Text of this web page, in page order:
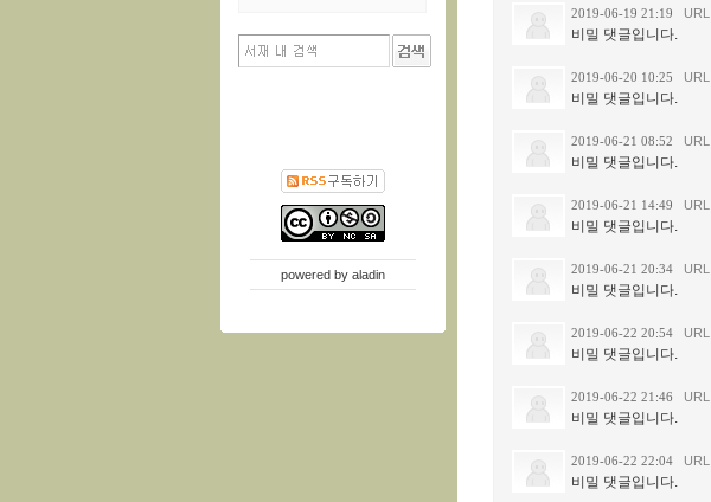
2019-06-19 21:19 URL
비밀 댓글입니다.
2019-06-20 10:25 URL
비밀 댓글입니다.
2019-06-21 08:52 URL
비밀 댓글입니다.
2019-06-21 14:49 URL
비밀 댓글입니다.
2019-06-21 20:34 URL
비밀 댓글입니다.
2019-06-22 20:54 URL
비밀 댓글입니다.
2019-06-22 21:46 URL
비밀 댓글입니다.
2019-06-22 22:04 URL
비밀 댓글입니다.
powered by aladin